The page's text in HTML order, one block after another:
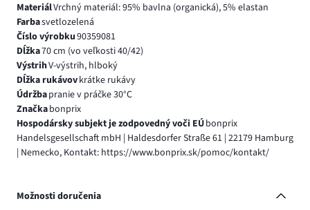
MateriálVrchný materiál: 95% bavlna (organická), 5% elastan
Farbasvetlozelená
Číslo výrobku90359081
Dĺžka70 cm (vo veľkosti 40/42)
VýstrihV-výstrih, hlboký
Dĺžka rukávovkrátke rukávy
Údržbapranie v práčke 30°C
Značkabonprix
Hospodársky subjekt je zodpovedný voči EÚbonprix
Handelsgesellschaft mbH | Haldesdorfer Straße 61 | 22179 Hamburg
| Nemecko, Kontakt: https://www.bonprix.sk/pomoc/kontakt/
Možnosti doručenia